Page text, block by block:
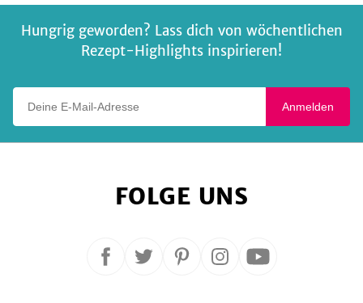
Hungrig geworden? Lass dich von wöchentlichen
Rezept-Highlights inspirieren!
Anmelden
FOLGE UNS
Folge Folge
Folge Folge Folge